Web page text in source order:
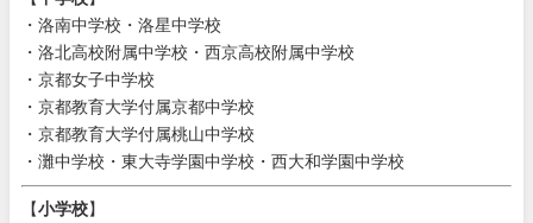
・洛南中学校・洛星中学校
・洛北高校附属中学校・西京高校附属中学校
・京都女子中学校
・京都教育大学付属京都中学校
・京都教育大学付属桃山中学校
・灘中学校・東大寺学園中学校・西大和学園中学校
【小学校】